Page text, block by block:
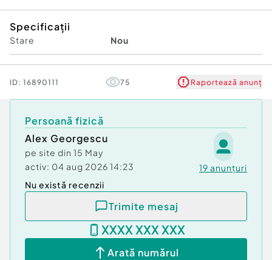
Specificații
Stare Nou
ID: 16890111 75 Raportează anunț
Persoană fizică
Alex Georgescu
pe site din 15 May
activ: 04 aug 2026 14:23 19 anunțuri
Nu există recenzii
Trimite mesaj
XXXX XXX XXX
Arată numărul